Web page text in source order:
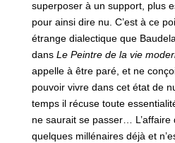
superposer à un support, plus
pour ainsi dire nu. C’est à ce
étrange dialectique que
dans Le Peintre de la vie
appelle à être paré, et ne
pouvoir vivre dans cet état de
temps il récuse toute
ne saurait se passer… L’affaire
quelques millénaires déjà et